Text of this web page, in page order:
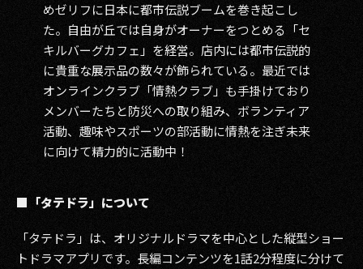
めゼリフに日本に都市伝説ブームを巻き起こし
た。自由が丘では自身がオーナーをつとめる「セ
キルバーグカフェ」を経営。店内には都市伝説的
に貴重な展示品の数々が飾られている。最近では
オンラインクラブ「情熱クラブ」も手掛けており
メンバーたちと防災への取り組み、ボランティア
活動、趣味やスポーツの部活動に情熱を注ぎ未来
に向けて精力的に活動中！
■「タテドラ」について
「タテドラ」は、オリジナルドラマを中心とした縦型ショー
トドラマアプリです。長編コンテンツを1話2分程度に分けて